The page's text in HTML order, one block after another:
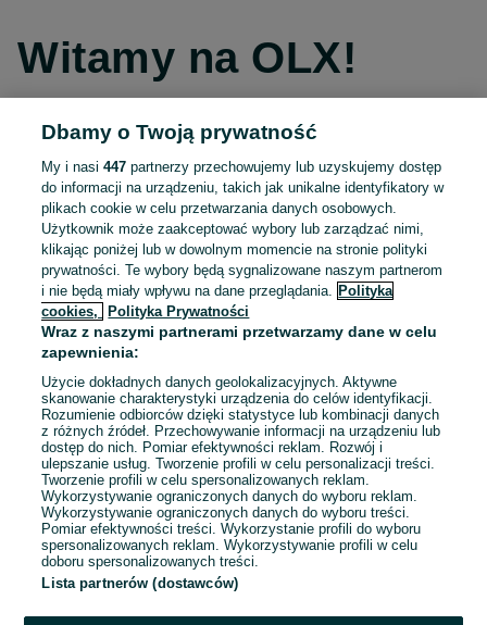
Witamy na OLX!
Kontynuuj przez Facebooka
Kontynuuj przez konto Apple
Kontynuuj przez konto Google
LUB
E-mail
Hasło
Dbamy o Twoją prywatność
My i nasi447 partnerzy przechowujemy lub uzyskujemy dostęp
do informacji na urządzeniu, takich jak unikalne identyfikatory w
plikach cookie w celu przetwarzania danych osobowych.
Użytkownik może zaakceptować wybory lub zarządzać nimi,
klikając poniżej lub w dowolnym momencie na stronie polityki
prywatności. Te wybory będą sygnalizowane naszym partnerom
i nie będą miały wpływu na dane przeglądania.
Polityka
cookies,
Polityka Prywatności
Wraz z naszymi partnerami przetwarzamy dane w celu
zapewnienia:
Użycie dokładnych danych geolokalizacyjnych. Aktywne
skanowanie charakterystyki urządzenia do celów identyfikacji.
Rozumienie odbiorców dzięki statystyce lub kombinacji danych
z różnych źródeł. Przechowywanie informacji na urządzeniu lub
dostęp do nich. Pomiar efektywności reklam. Rozwój i
ulepszanie usług. Tworzenie profili w celu personalizacji treści.
Tworzenie profili w celu spersonalizowanych reklam.
Wykorzystywanie ograniczonych danych do wyboru reklam.
Wykorzystywanie ograniczonych danych do wyboru treści.
Pomiar efektywności treści. Wykorzystanie profili do wyboru
spersonalizowanych reklam. Wykorzystywanie profili w celu
doboru spersonalizowanych treści.
Lista partnerów (dostawców)